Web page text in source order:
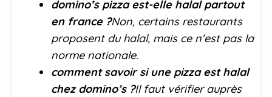
domino’s pizza est-elle halal partout
en france ?Non, certains restaurants
proposent du halal, mais ce n’est pas la
norme nationale.
comment savoir si une pizza est halal
chez domino’s ?Il faut vérifier auprès